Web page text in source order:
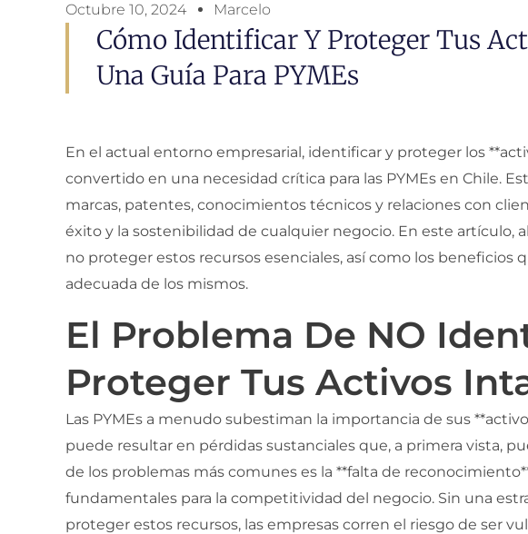
Octubre 10, 2024 Marcelo
Cómo Identificar Y Proteger Tus
Una Guía Para PYMEs
En el actual entorno empresarial, identificar y proteger los
convertido en una necesidad crítica para las PYMEs en Chile.
marcas, patentes, conocimientos técnicos y relaciones con
éxito y la sostenibilidad de cualquier negocio. En este artículo,
no proteger estos recursos esenciales, así como los beneficios
adecuada de los mismos.
El Problema De NO
Proteger Tus Activos
Las PYMEs a menudo subestiman la importancia de sus
puede resultar en pérdidas sustanciales que, a primera vista,
de los problemas más comunes es la **falta de
fundamentales para la competitividad del negocio. Sin una
proteger estos recursos, las empresas corren el riesgo de ser